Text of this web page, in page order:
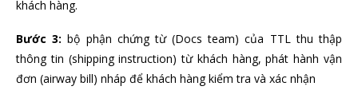
khách hàng.
Bước 3: bộ phận chứng từ (Docs team) của TTL thu thập
thông tin (shipping instruction) từ khách hàng, phát hành vận
đơn (airway bill) nháp để khách hàng kiểm tra và xác nhận